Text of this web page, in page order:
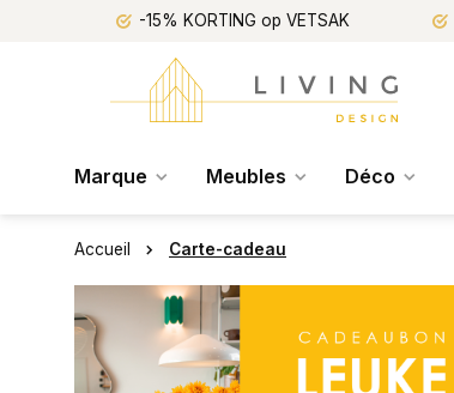
-15% KORTING op VETSAK
Marque Meubles Déco
Accueil Carte-cadeau